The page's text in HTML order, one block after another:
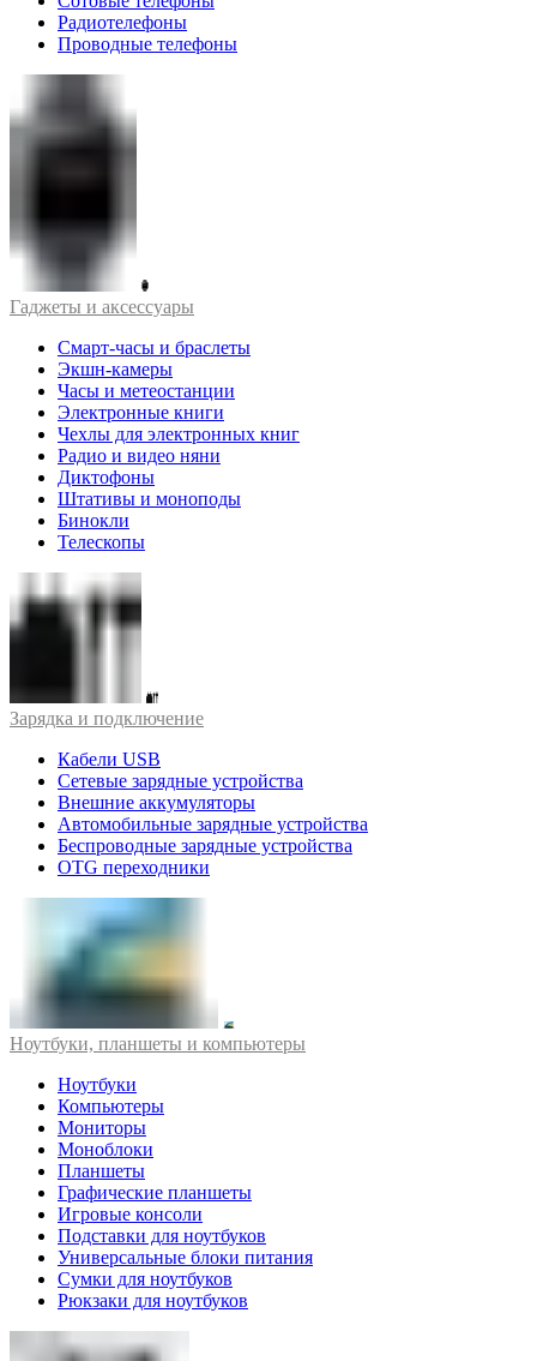
Радиотелефоны
Проводные телефоны
Гаджеты и аксессуары
Смарт-часы и браслеты
Экшн-камеры
Часы и метеостанции
Электронные книги
Чехлы для электронных книг
Радио и видео няни
Диктофоны
Штативы и моноподы
Бинокли
Телескопы
Зарядка и подключение
Кабели USB
Сетевые зарядные устройства
Внешние аккумуляторы
Автомобильные зарядные устройства
Беспроводные зарядные устройства
OTG переходники
Ноутбуки, планшеты и компьютеры
Ноутбуки
Компьютеры
Мониторы
Моноблоки
Планшеты
Графические планшеты
Игровые консоли
Подставки для ноутбуков
Универсальные блоки питания
Сумки для ноутбуков
Рюкзаки для ноутбуков